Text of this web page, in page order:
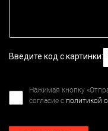
Введите код с картинки:
Нажимая кнопку
согласие с политикой